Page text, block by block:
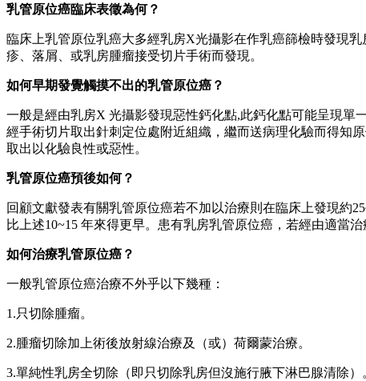
乳管原位癌臨床表徵為何？
臨床上乳管原位乳癌大多經乳房X光攝影在作乳癌篩檢時發現
疹、落屑、或乳房腫瘤接受切片手術而發現。
如何早期發覺觸摸不出的乳管原位癌？
一般是經由乳房X 光攝影發現惡性鈣化點,此鈣化點可能呈現
經手術切片取出針刺定位處附近組織，繼而送病理化驗而得知
取出以化驗良性或惡性。
乳管原位癌預後如何？
回顧文獻發表有關乳管原位癌若不加以治療則在臨床上發現約
比上述10~15 年來得更早。患有乳房乳管原位癌，若經由適當
如何治療乳管原位癌？
一般乳管原位癌治療不外乎以下幾種：
1.只切除腫瘤。
2.腫瘤切除加上術後放射線治療及（或）荷爾蒙治療。
3.單純性乳房全切除（即只切除乳房但沒施行腋下淋巴腺清除